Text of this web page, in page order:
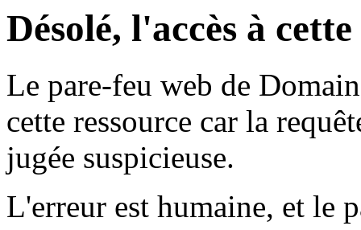
Désolé, l'accès à
Le pare-feu web de
cette ressource car la
jugée suspicieuse.
L'erreur est humaine, et le